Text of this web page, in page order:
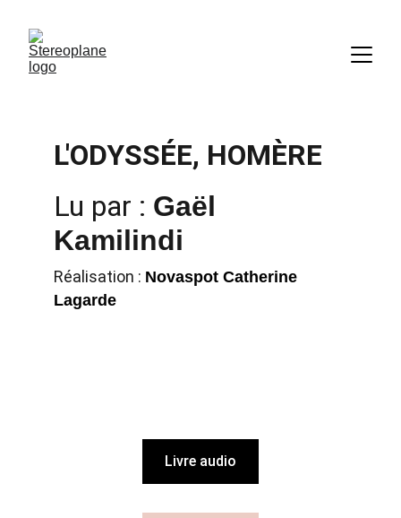
L'ODYSSÉE, HOMÈRE
Lu par : Gaël
Kamilindi
Réalisation : Novaspot Catherine
Lagarde
Livre audio